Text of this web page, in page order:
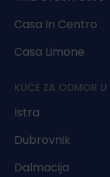
Casa In Centro
Casa Limone
KUĆE ZA ODMOR
Istra
Dubrovnik
Dalmacija